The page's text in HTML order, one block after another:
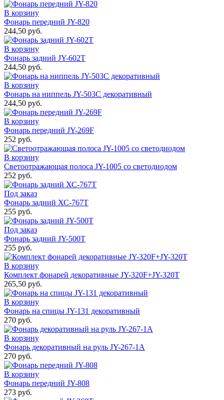
В корзину
Фонарь передний JY-820
244,50 руб.
В корзину
Фонарь задний JY-602Т
244,50 руб.
В корзину
Фонарь на ниппель JY-503C декоративный
244,50 руб.
В корзину
Фонарь передний JY-269F
252 руб.
В корзину
Светоотражающая полоса JY-1005 со светодиодом
252 руб.
Под заказ
Фонарь задний ХС-767Т
255 руб.
Под заказ
Фонарь задний JY-500Т
255 руб.
В корзину
Комплект фонарей декоративные JY-320F+JY-320T
265,50 руб.
В корзину
Фонарь на спицы JY-131 декоративный
270 руб.
В корзину
Фонарь декоративный на руль JY-267-1A
270 руб.
В корзину
Фонарь передний JY-808
273 руб.